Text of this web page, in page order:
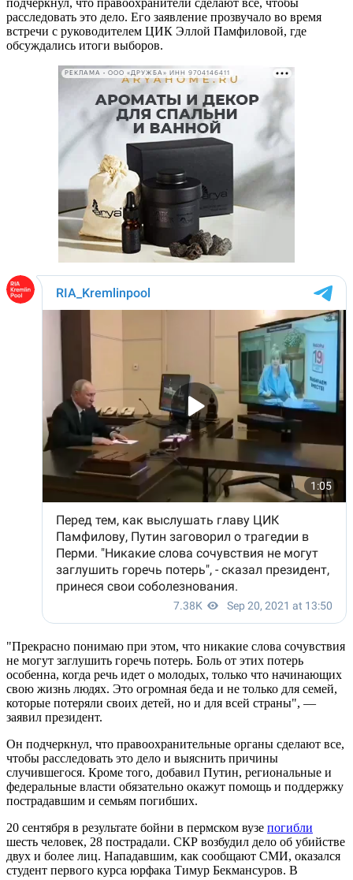
расследовать это дело. Его заявление прозвучало во время
встречи с руководителем ЦИК Эллой Памфиловой, где
обсуждались итоги выборов.
РЕКЛАМА • ООО «ДРУЖБА» ИНН 9704146411
"Прекрасно понимаю при этом, что никакие слова сочувствия
не могут заглушить горечь потерь. Боль от этих потерь
особенна, когда речь идет о молодых, только что начинающих
свою жизнь людях. Это огромная беда и не только для семей,
которые потеряли своих детей, но и для всей страны", —
заявил президент.
Он подчеркнул, что правоохранительные органы сделают все,
чтобы расследовать это дело и выяснить причины
случившегося. Кроме того, добавил Путин, региональные и
федеральные власти обязательно окажут помощь и поддержку
пострадавшим и семьям погибших.
20 сентября в результате бойни в пермском вузе погибли
шесть человек, 28 пострадали. СКР возбудил дело об убийстве
двух и более лиц. Нападавшим, как сообщают СМИ, оказался
студент первого курса юрфака Тимур Бекмансуров. В